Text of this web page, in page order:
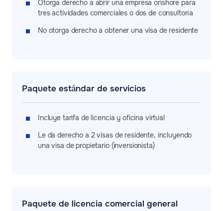
Otorga derecho a abrir una empresa onshore para
tres actividades comerciales o dos de consultoría
No otorga derecho a obtener una visa de residente
Paquete estándar de servicios
Incluye tarifa de licencia y oficina virtual
Le da derecho a 2 visas de residente, incluyendo
una visa de propietario (inversionista)
Paquete de licencia comercial general